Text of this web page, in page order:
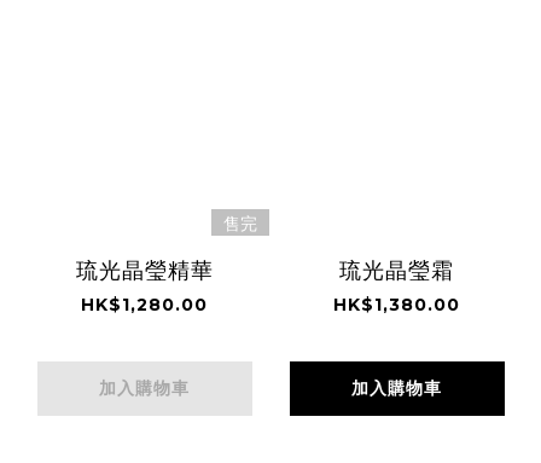
售完
琉光晶瑩精華
HK$1,280.00
加入購物車
琉光晶瑩霜
HK$1,380.00
加入購物車